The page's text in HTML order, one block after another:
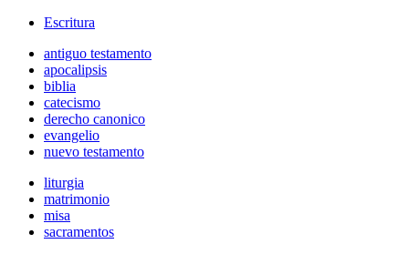
Escritura
antiguo testamento
apocalipsis
biblia
catecismo
derecho canonico
evangelio
nuevo testamento
liturgia
matrimonio
misa
sacramentos